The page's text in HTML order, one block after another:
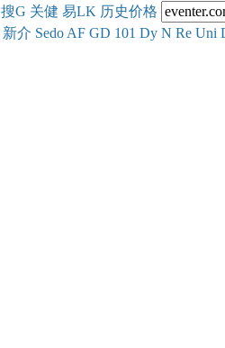
搜G 关健 易LK 历史价格
新介 Sedo AF GD 101 Dy N Re Uni